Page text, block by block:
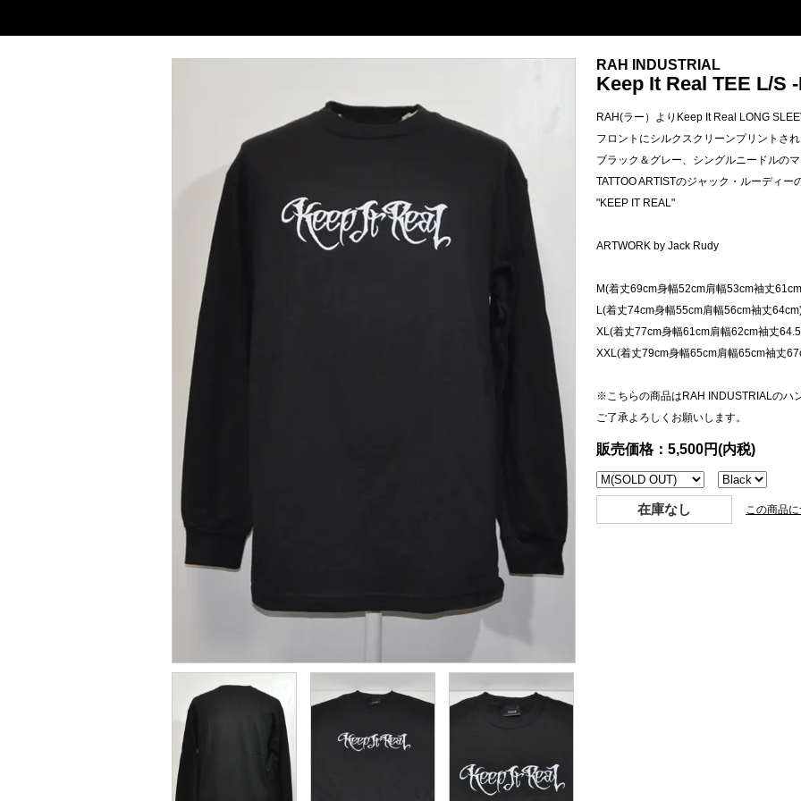
RAH INDUSTRIAL
Keep It Real TEE L/S
RAH(ラー）よりKeep It Real LONG
フロントにシルクスクリーンプリントされ
ブラック＆グレー、シングルニードルのマ
TATTOO ARTISTのジャック・ルーディー
"KEEP IT REAL"
ARTWORK by Jack Rudy
M(着丈69cm身幅52cm肩幅53cm袖丈
L(着丈74cm身幅55cm肩幅56cm袖丈
XL(着丈77cm身幅61cm肩幅62cm袖丈
XXL(着丈79cm身幅65cm肩幅65cm袖丈
※こちらの商品はRAH INDUSTRIALのハ
ご了承よろしくお願いします。
販売価格：5,500円(内税)
在庫なし この商品